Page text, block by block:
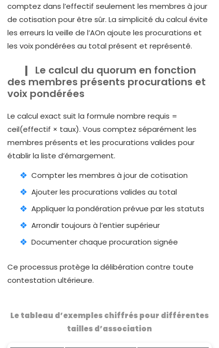
comptez dans l’effectif seulement les membres à jour
de cotisation pour être sûr. La simplicité du calcul évite
les erreurs la veille de l’AOn ajoute les procurations et
les voix pondérées au total présent et représenté.
Le calcul du quorum en fonction
des membres présents procurations et
voix pondérées
Le calcul exact suit la formule nombre requis =
ceil(effectif × taux). Vous comptez séparément les
membres présents et les procurations valides pour
établir la liste d’émargement.
Compter les membres à jour de cotisation
Ajouter les procurations valides au total
Appliquer la pondération prévue par les statuts
Arrondir toujours à l’entier supérieur
Documenter chaque procuration signée
Ce processus protège la délibération contre toute
contestation ultérieure.
Le tableau d’exemples chiffrés pour différentes
tailles d’association